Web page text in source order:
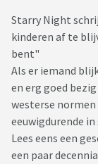
Starry Night
kinderen af te
bent"
Als er iemand
en erg goed
westerse
eeuwigdurende
Lees eens een
een paar